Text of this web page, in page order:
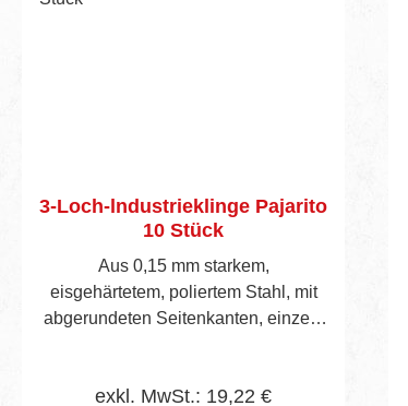
3-Loch-lndustrieklinge Pajarito
10 Stück
Aus 0,15 mm starkem,
eisgehärtetem, poliertem Stahl, mit
abgerundeten Seitenkanten, einzeln
exkl. MwSt.: 19,22 €